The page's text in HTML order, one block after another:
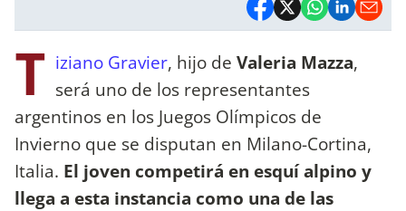
T iziano Gravier, hijo de Valeria Mazza,
será uno de los representantes
argentinos en los Juegos Olímpicos de
Invierno que se disputan en Milano-Cortina,
Italia. El joven competirá en esquí alpino y
llega a esta instancia como una de las